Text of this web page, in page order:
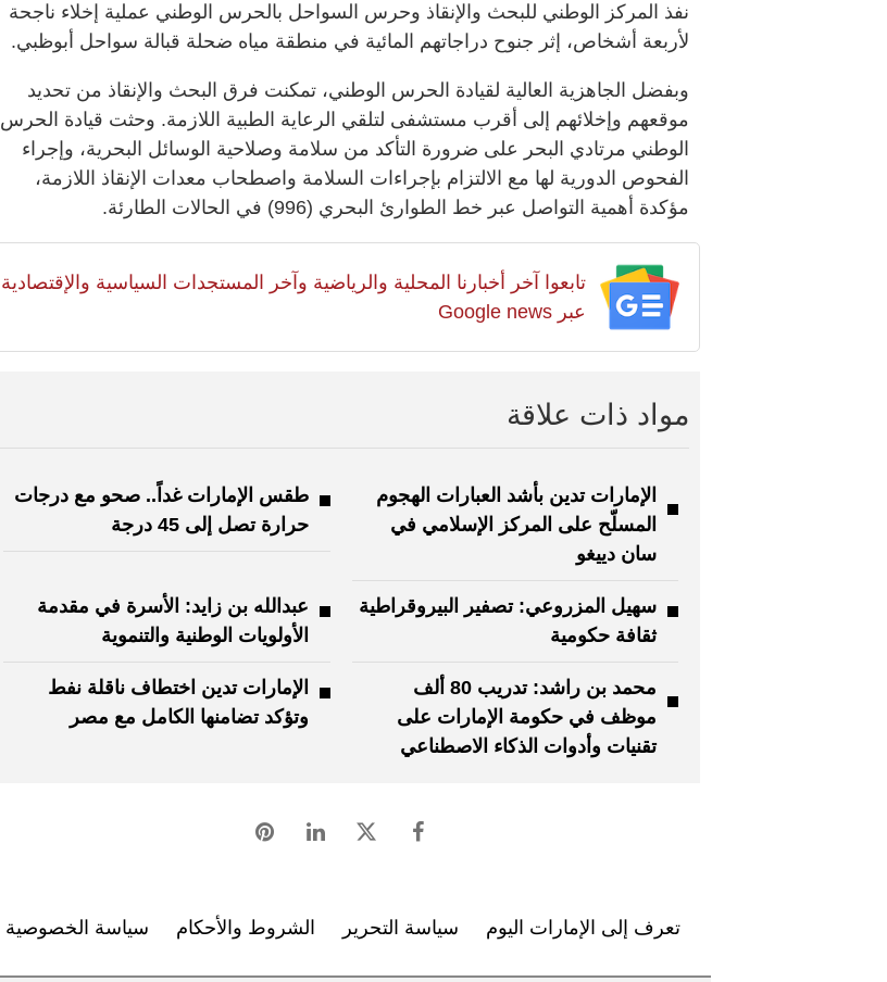
نفذ المركز الوطني للبحث والإنقاذ وحرس السواحل بالحرس الوطني عملية إخلاء ناجحة
لأربعة أشخاص، إثر جنوح دراجاتهم المائية في منطقة مياه ضحلة قبالة سواحل أبوظبي.
وبفضل الجاهزية العالية لقيادة الحرس الوطني، تمكنت فرق البحث والإنقاذ من تحديد
موقعهم وإخلائهم إلى أقرب مستشفى لتلقي الرعاية الطبية اللازمة. وحثت قيادة الحرس
الوطني مرتادي البحر على ضرورة التأكد من سلامة وصلاحية الوسائل البحرية، وإجراء
الفحوص الدورية لها مع الالتزام بإجراءات السلامة واصطحاب معدات الإنقاذ اللازمة،
مؤكدة أهمية التواصل عبر خط الطوارئ البحري (996) في الحالات الطارئة.
تابعوا آخر أخبارنا المحلية والرياضية وآخر المستجدات السياسية والإقتصادية
عبر Google news
مواد ذات علاقة
الإمارات تدين بأشد العبارات الهجوم
المسلّح على المركز الإسلامي في
سان دييغو
طقس الإمارات غداً.. صحو مع درجات
حرارة تصل إلى 45 درجة
سهيل المزروعي: تصفير البيروقراطية
ثقافة حكومية
عبدالله بن زايد: الأسرة في مقدمة
الأولويات الوطنية والتنموية
محمد بن راشد: تدريب 80 ألف
موظف في حكومة الإمارات على
تقنيات وأدوات الذكاء الاصطناعي
الإمارات تدين اختطاف ناقلة نفط
وتؤكد تضامنها الكامل مع مصر
تعرف إلى الإمارات اليوم سياسة التحرير الشروط والأحكام سياسة الخصوصية